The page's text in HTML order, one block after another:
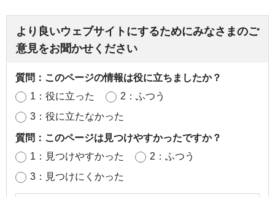
より良いウェブサイトにするためにみなさまのご
意見をお聞かせください
質問：このページの情報は役に立ちましたか？
1：役に立った
2：ふつう
3：役に立たなかった
質問：このページは見つけやすかったですか？
1：見つけやすかった
2：ふつう
3：見つけにくかった